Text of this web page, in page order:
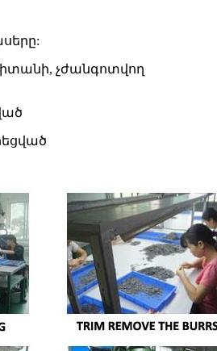
չժանգոտվող